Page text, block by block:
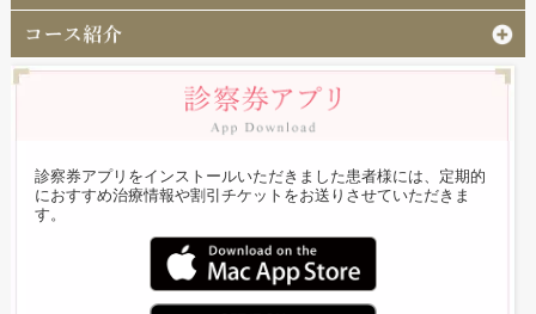
診察券アプリをインストールいただきました患者様には、定期的
におすすめ治療情報や割引チケットをお送りさせていただきま
す。